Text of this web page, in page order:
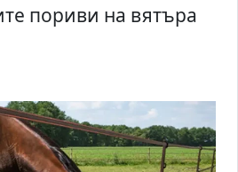
пориви на вятъра